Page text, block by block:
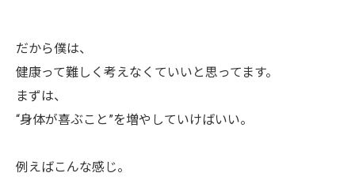
だから僕は、
健康って難しく考えなくていいと思ってます。
まずは、
“身体が喜ぶこと”を増やしていけばいい。
例えばこんな感じ。